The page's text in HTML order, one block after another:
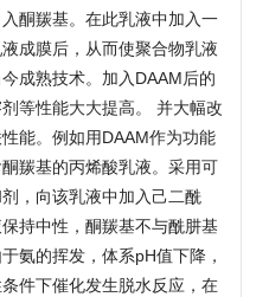
酮羰基。在此乳液中加入一
成膜后，从而使聚合物乳液
成熟技术。加入DAAM后的
等性能大大提高。 并大幅改
能。例如用DAAM作为功能
羰基的丙烯酸乳液。采用可
，向该乳液中加入己二酰
持中性，酮羰基不与酰肼基
氨的挥发，体系pH值下降，
件下催化发生脱水反应，在